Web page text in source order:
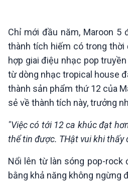
Tài nguyên và Môi trường
Chuyên gia của bạn
Xã hội chuyển động
Bước chân đến trường
VOV1 đặc biệt
Thanh âm ký sự
Chân dung cuộc sống
Các chương trình đặc biệt
Chỉ mới đầu năm, Maroon 5
thành tích hiếm có trong thời
hợp giai điệu nhạc pop
từ dòng nhạc tropical house
thành sản phẩm thứ 12 của
sẻ về thành tích này, trưởng
"Việc có tới 12 ca khúc đạt
thể tin được. THật vui khi thấy
Nổi lên từ làn sóng pop-rock
bằng khả năng không ngừng